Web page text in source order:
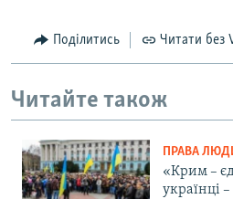
Поділитись Читати без
Читайте також
ПРАВА
«Крим –
українці